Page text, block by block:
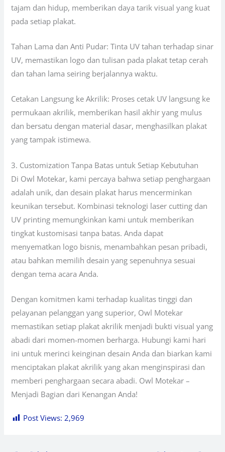
tajam dan hidup, memberikan daya tarik visual yang kuat
pada setiap plakat.
Tahan Lama dan Anti Pudar: Tinta UV tahan terhadap sinar
UV, memastikan logo dan tulisan pada plakat tetap cerah
dan tahan lama seiring berjalannya waktu.
Cetakan Langsung ke Akrilik: Proses cetak UV langsung ke
permukaan akrilik, memberikan hasil akhir yang mulus
dan bersatu dengan material dasar, menghasilkan plakat
yang tampak istimewa.
3. Customization Tanpa Batas untuk Setiap Kebutuhan
Di Owl Motekar, kami percaya bahwa setiap penghargaan
adalah unik, dan desain plakat harus mencerminkan
keunikan tersebut. Kombinasi teknologi laser cutting dan
UV printing memungkinkan kami untuk memberikan
tingkat kustomisasi tanpa batas. Anda dapat
menyematkan logo bisnis, menambahkan pesan pribadi,
atau bahkan memilih desain yang sepenuhnya sesuai
dengan tema acara Anda.
Dengan komitmen kami terhadap kualitas tinggi dan
pelayanan pelanggan yang superior, Owl Motekar
memastikan setiap plakat akrilik menjadi bukti visual yang
abadi dari momen-momen berharga. Hubungi kami hari
ini untuk merinci keinginan desain Anda dan biarkan kami
menciptakan plakat akrilik yang akan menginspirasi dan
memberi penghargaan secara abadi. Owl Motekar –
Menjadi Bagian dari Kenangan Anda!
Post Views: 2,969